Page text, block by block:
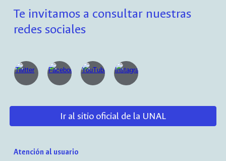
Te invitamos a consultar nuestras
redes sociales
Ir al sitio oficial de la UNAL
Atención al usuario